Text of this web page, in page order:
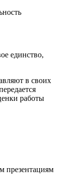
единство,
в своих
работы
презентациям